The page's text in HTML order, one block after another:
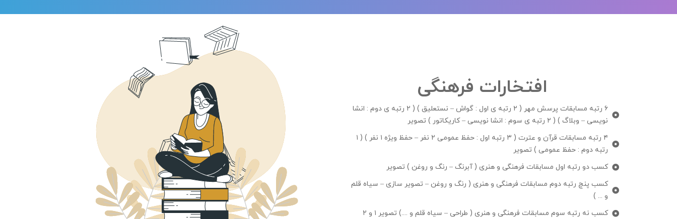
افتخارات فرهنگی
۶ رتبه مسابقات پرسش مهر ( ۲ رتبه ی اول : گواش – نستعلیق ) ( ۲ رتبه ی دوم : انشا
نویسی – وبلاگ ) ( ۲ رتبه ی سوم : انشا نویسی – کاریکاتور )
تصویر
۴ رتبه مسابقات قرآن و عترت ( ۳ رتبه اول : حفظ عمومی ۲ نفر – حفظ ویژه ۱ نفر ) ( ۱
رتبه دوم : حفظ عمومی ) تصویر
کسب دو رتبه اول مسابقات فرهنگی و هنری ( آبرنگ – رنگ و روغن )تصویر
کسب پنچ رتبه دوم مسابقات فرهنگی و هنری ( رنگ و روغن – تصویر سازی – سیاه قلم
و ... )
کسب نه رتبه سوم مسابقات فرهنگی و هنری ( طراحی – سیاه قلم و ....)تصویر ۱ و ۲